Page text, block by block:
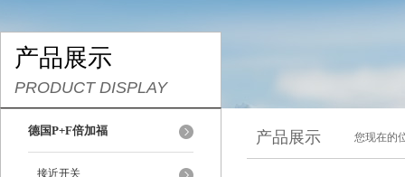
产品展示
PRODUCT DISPLAY
德国P+F倍加福
接近开关
产品展示 您现在的